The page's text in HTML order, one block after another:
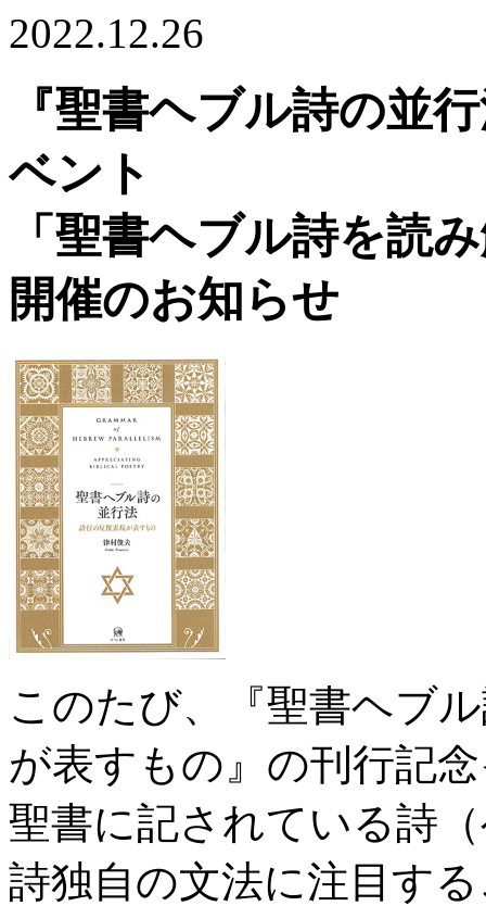
2022.12.26
『聖書ヘブル詩の並
ベント
「聖書ヘブル詩を読
開催のお知らせ
このたび、『聖書ヘブ
が表すもの』の刊行記
聖書に記されている詩
詩独自の文法に注目す